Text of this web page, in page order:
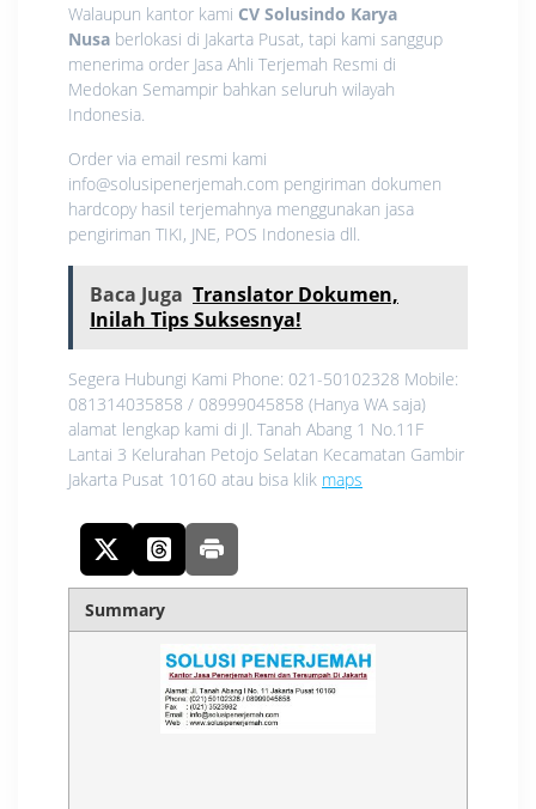
Walaupun kantor kami CV Solusindo Karya
Nusa berlokasi di Jakarta Pusat, tapi kami sanggup
menerima order Jasa Ahli Terjemah Resmi di
Medokan Semampir bahkan seluruh wilayah
Indonesia.
Order via email resmi kami
info@solusipenerjemah.com pengiriman dokumen
hardcopy hasil terjemahnya menggunakan jasa
pengiriman TIKI, JNE, POS Indonesia dll.
Baca Juga Translator Dokumen,
Inilah Tips Suksesnya!
Segera Hubungi Kami Phone: 021-50102328 Mobile:
081314035858 / 08999045858 (Hanya WA saja)
alamat lengkap kami di Jl. Tanah Abang 1 No.11F
Lantai 3 Kelurahan Petojo Selatan Kecamatan Gambir
Jakarta Pusat 10160 atau bisa klik maps
Summary